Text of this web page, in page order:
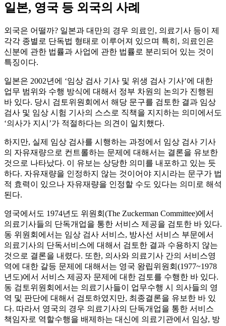
일본, 영국 등 외국의 사례
외국은 어떨까? 일본과 대만의 경우 의료인, 의료기사 등이 제
각각 종별로 단독법 형태로 이루어져 있으며 특히, 의료인은
신분에 관한 법률과 사업에 관한 법률로 분리되어 있는 것이
특징이다.
일본은 2002년에 ‘임상 검사 기사 및 위생 검사 기사’에 대한
업무 범위와 수행 방식에 대해서 정부 차원의 논의가 진행된
바 있다. 당시 검토위원회에서 해당 문구를 검토한 결과 임상
검사 및 임상 시험 기사의 스스로 직책을 지지하는 의미에서도
‘의사가 지시’가 적절하다는 의견이 일치했다.
하지만, 실제 임상 검사를 시행하는 과정에서 임상 검사 기사
의 자유재량으로 컨트롤하는 문제에 대해서는 결론을 유보한
것으로 나타났다. 이 유보는 상당한 의미를 내포하고 있는 듯
하다. 자유재량을 인정하지 않는 것이어야 지시라는 문구가 법
적 효력이 있으나 자유재량을 인정할 수도 있다는 의미로 해석
된다.
영국에서도 1974년도 위원회(The Zuckerman Committee)에서
의료기사들의 단독개업을 통한 서비스 제공을 검토한 바 있다.
동 위원회에서는 임상 검사 서비스, 방사선 서비스 부문에서
의료기사의 단독서비스에 대해서 검토한 결과 수용하지 않는
것으로 결론을 내렸다. 또한, 의사와 의료기사 간의 서비스영
역에 대한 갈등 문제에 대해서는 영국 왕립위원회(1977~1978
년도)에서 서비스 제공자 문제에 대한 검토를 수행한 바 있다.
동 검토위원회에서는 의료기사들이 업무수행 시 의사들의 영
역 및 판단에 대해서 검토하였지만, 최종결론을 유보한 바 있
다. 따라서 영국의 경우 의료기사의 단독개업을 통한 서비스
책임자로 역할수행을 배제하는 대신에 의료기관에서 임상, 방